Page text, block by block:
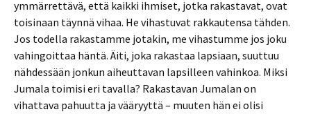
ymmärrettävä, että kaikki ihmiset, jotka rakastavat, ovat
toisinaan täynnä vihaa. He vihastuvat rakkautensa tähden.
Jos todella rakastamme jotakin, me vihastumme jos joku
vahingoittaa häntä. Äiti, joka rakastaa lapsiaan, suuttuu
nähdessään jonkun aiheuttavan lapsilleen vahinkoa. Miksi
Jumala toimisi eri tavalla? Rakastavan Jumalan on
vihattava pahuutta ja vääryyttä – muuten hän ei olisi